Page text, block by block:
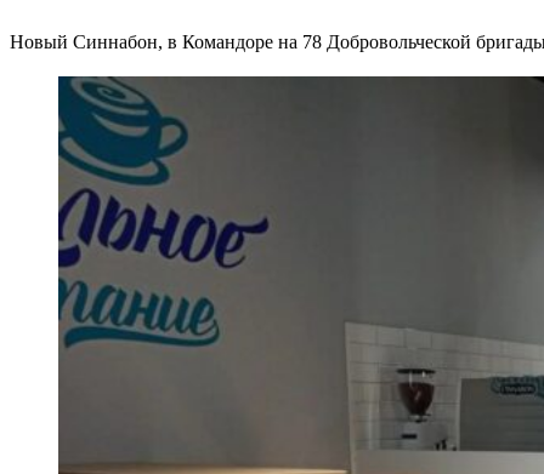
Новый Синнабон, в Командоре на 78 Добровольческой